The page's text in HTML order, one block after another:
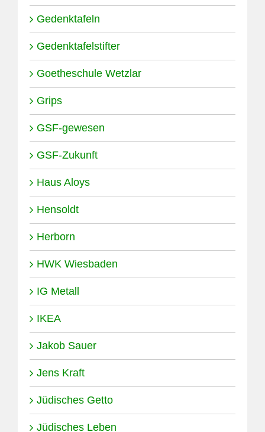
Gedenktafeln
Gedenktafelstifter
Goetheschule Wetzlar
Grips
GSF-gewesen
GSF-Zukunft
Haus Aloys
Hensoldt
Herborn
HWK Wiesbaden
IG Metall
IKEA
Jakob Sauer
Jens Kraft
Jüdisches Getto
Jüdisches Leben